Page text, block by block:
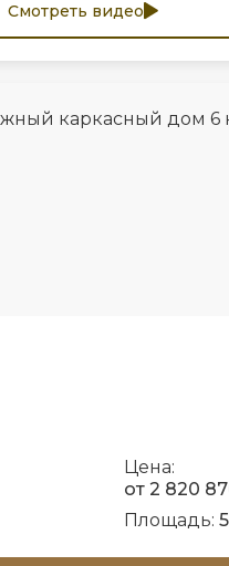
Смотреть видео
Цена:
от 2 820
Площадь: